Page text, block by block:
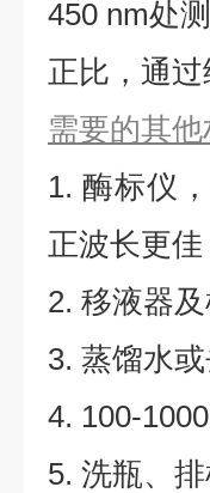
450 nm处
正比，通
需要的其
1. 酶标仪
正波长更佳
2. 移液器及
3. 蒸馏水或
4. 100-
5. 洗瓶、